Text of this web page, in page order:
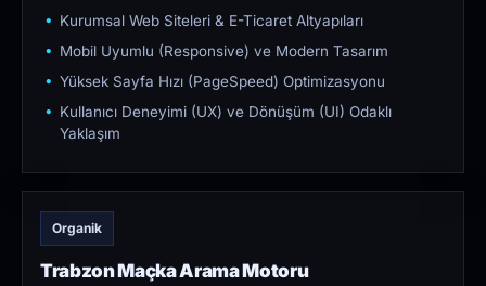
Kurumsal Web Siteleri & E-Ticaret Altyapıları
Mobil Uyumlu (Responsive) ve Modern Tasarım
Yüksek Sayfa Hızı (PageSpeed) Optimizasyonu
Kullanıcı Deneyimi (UX) ve Dönüşüm (UI) Odaklı
Yaklaşım
Organik
Trabzon Maçka Arama Motoru